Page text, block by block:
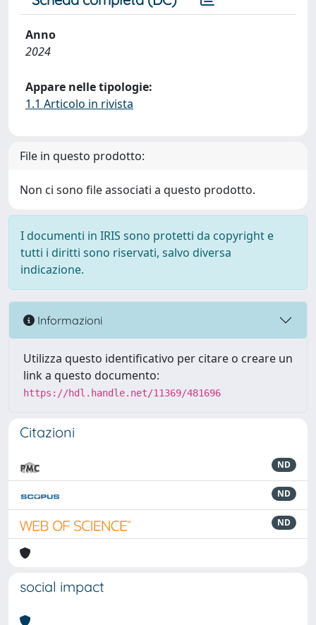
Anno
2024
Appare nelle tipologie:
1.1 Articolo in rivista
File in questo prodotto:
Non ci sono file associati a questo prodotto.
I documenti in IRIS sono protetti da copyright e
tutti i diritti sono riservati, salvo diversa
indicazione.
Informazioni
Utilizza questo identificativo per citare o creare un
link a questo documento:
https://hdl.handle.net/11369/481696
Citazioni
ND
ND
ND
social impact